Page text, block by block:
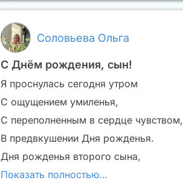
Соловьева Ольга
С Днём рождения, сын!
Я проснулась сегодня утром
С ощущением умиленья,
С переполненным в сердце чувством,
В предвкушении Дня рожденья.
Дня рожденья второго сына,
Показать полностью…